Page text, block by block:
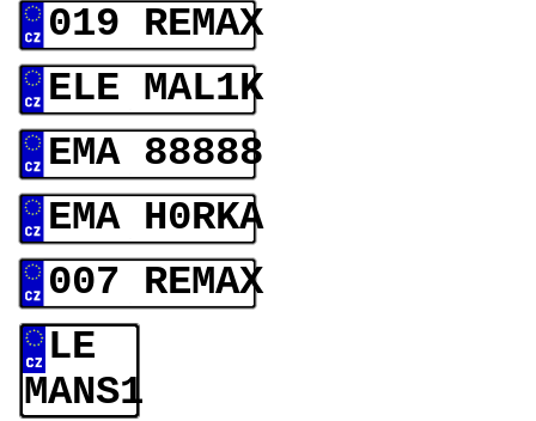
019 REMAX
ELE MAL1K
EMA 88888
EMA H0RKA
007 REMAX
LE
MANS1